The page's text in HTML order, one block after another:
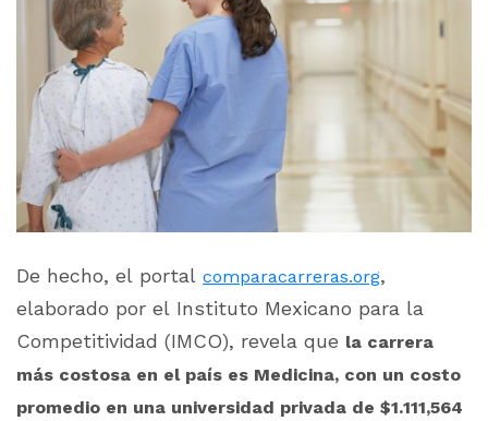
De hecho, el portal comparacarreras.org,
elaborado por el Instituto Mexicano para la
Competitividad (IMCO), revela que la carrera
más costosa en el país es Medicina, con un costo
promedio en una universidad privada de $1.111,564